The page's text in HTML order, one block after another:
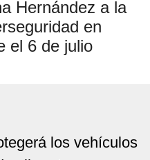
Hernández a la
en
el 6 de julio
los vehículos